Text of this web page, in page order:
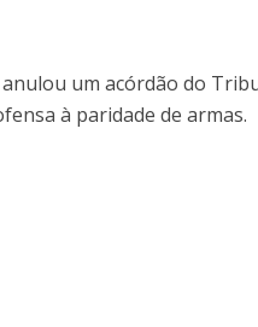
um acórdão do
à paridade de armas.